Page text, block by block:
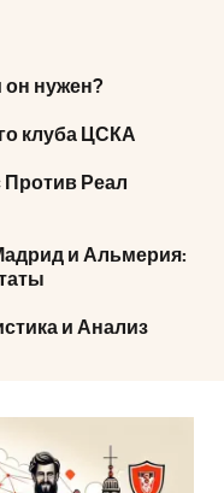
он нужен?
клуба ЦСКА
Против Реал
и Альмерия:
и Анализ